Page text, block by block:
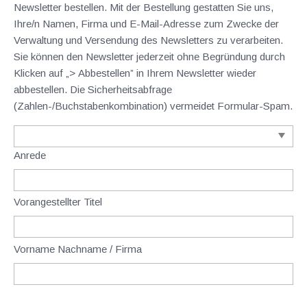
Newsletter bestellen. Mit der Bestellung gestatten Sie uns,
Ihre/n Namen, Firma und E-Mail-Adresse zum Zwecke der
Verwaltung und Versendung des Newsletters zu verarbeiten.
Sie können den Newsletter jederzeit ohne Begründung durch
Klicken auf „> Abbestellen” in Ihrem Newsletter wieder
abbestellen. Die Sicherheitsabfrage
(Zahlen-/Buchstabenkombination) vermeidet Formular-Spam.
Anrede
Vorangestellter Titel
Vorname Nachname / Firma